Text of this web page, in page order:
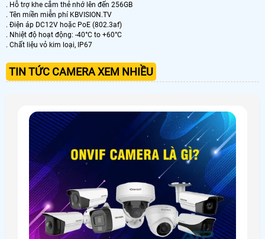
. Hỗ trợ khe cắm thẻ nhớ lên đến 256GB
. Tên miền miễn phí KBVISION.TV
. Điện áp DC12V hoặc PoE (802.3af)
. Nhiệt độ hoạt động: -40°C to +60°C
. Chất liệu vỏ kim loại, IP67
TIN TỨC CAMERA XEM NHIỀU